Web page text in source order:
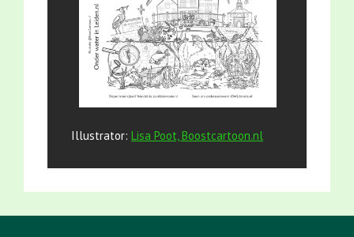
Illustrator: Lisa Poot, Boostcartoon.nl